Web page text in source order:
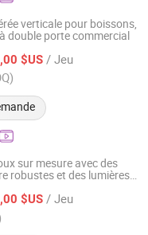
verticale pour boissons,
double porte commercial
$US / Jeu
Equipment Co., Ltd.
2023
sur mesure avec des
robustes et des lumières
$US / Jeu
Ltd.
2026